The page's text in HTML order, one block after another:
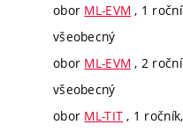
obor ML-EVM , 1
všeobecný
obor ML-EVM , 2
všeobecný
obor ML-TIT , 1